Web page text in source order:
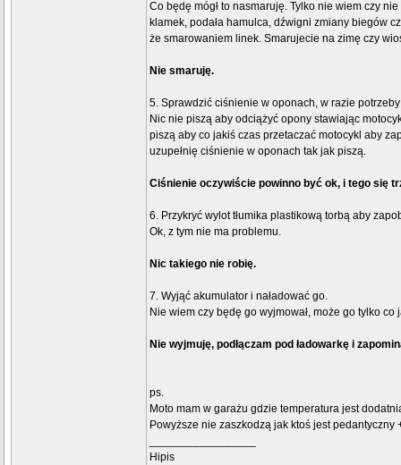
Co będę mógł to nasmaruję. Tylko nie wiem czy
klamek, podała hamulca, dźwigni zmiany biegów
że smarowaniem linek. Smarujecie na zimę czy
Nie smaruję.
5. Sprawdzić ciśnienie w oponach, w razie
Nic nie piszą aby odciążyć opony stawiając
piszą aby co jakiś czas przetaczać motocykl aby
uzupełnię ciśnienie w oponach tak jak piszą.
Ciśnienie oczywiście powinno być ok, i tego się
6. Przykryć wylot tłumika plastikową torbą aby
Ok, z tym nie ma problemu.
Nic takiego nie robię.
7. Wyjąć akumulator i naładować go.
Nie wiem czy będę go wyjmował, może go tylko co
Nie wyjmuję, podłączam pod ładowarkę i
ps.
Moto mam w garażu gdzie temperatura jest
Powyższe nie zaszkodzą jak ktoś jest
Hipis